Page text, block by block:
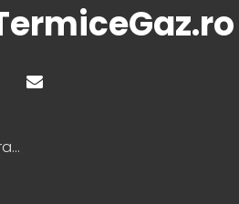
Cele mai bune centrale termice pe gaz 2026